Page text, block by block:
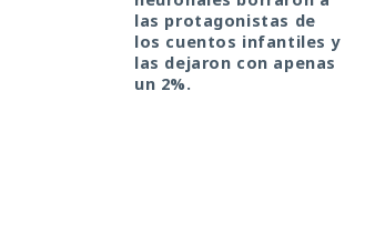
las protagonistas de
los cuentos infantiles y
las dejaron con apenas
un 2%.